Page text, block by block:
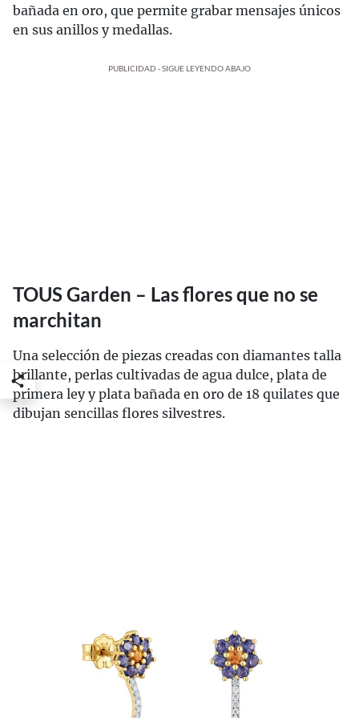
bañada en oro, que permite grabar mensajes únicos
en sus anillos y medallas.
PUBLICIDAD - SIGUE LEYENDO ABAJO
TOUS Garden – Las flores que no se
marchitan
Una selección de piezas creadas con diamantes talla
brillante, perlas cultivadas de agua dulce, plata de
primera ley y plata bañada en oro de 18 quilates que
dibujan sencillas flores silvestres.